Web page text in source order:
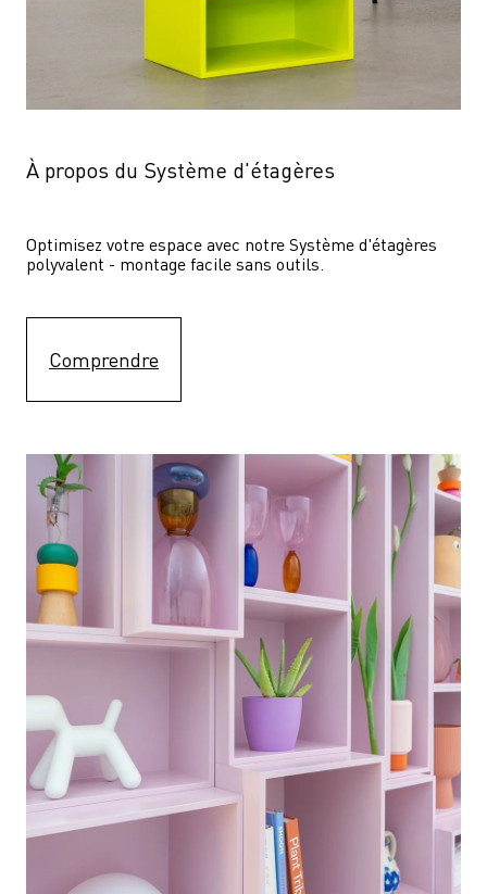
À propos du Système d'étagères
Optimisez votre espace avec notre Système d'étagères
polyvalent - montage facile sans outils.
Comprendre